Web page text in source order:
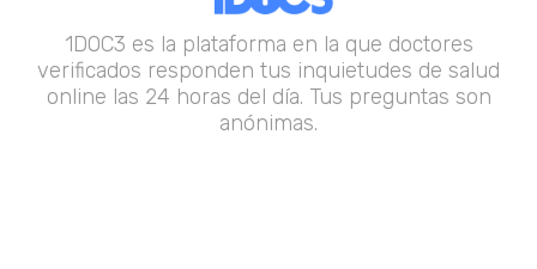
1DOC3 es la plataforma en la que doctores
verificados responden tus inquietudes de salud
online las 24 horas del día. Tus preguntas son
anónimas.